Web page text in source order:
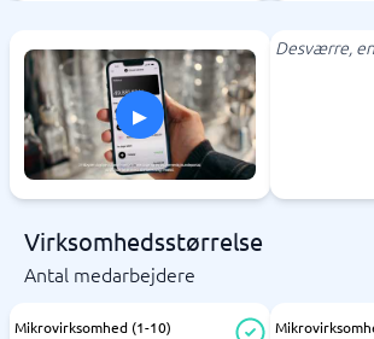
▸
Desværre,
Virksomhedsstørrelse
Antal medarbejdere
Mikrovirksomhed (1-10)